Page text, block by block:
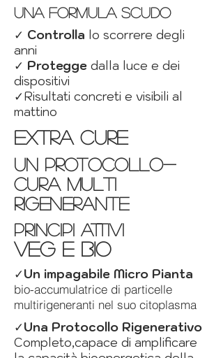
una formula scudo
✓ Controlla lo scorrere degli
anni
✓ Protegge dalla luce e dei
dispositivi
✓Risultati concreti e visibili al
mattino
extra cure
un protocollo-
cura multi
rigenerante
PRINCIPI ATTIVI
VEG E BIO
✓Un impagabile Micro Pianta
bio-accumulatrice di particelle
multirigeneranti nel suo citoplasma
✓Una Protocollo Rigenerativo
Completo,capace di amplificare